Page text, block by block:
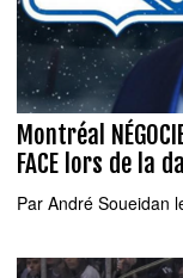
Montréal
FACE lors de la
Par André Soueidan